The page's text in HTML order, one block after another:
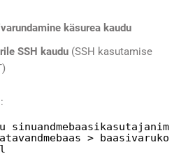
käsurea kaudu
SSH kaudu (SSH kasutamise
)
sinuandmebaasikasutajanim
> baasivaruko